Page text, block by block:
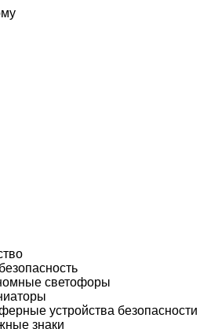
светофоры
устройства безопасности
знаки